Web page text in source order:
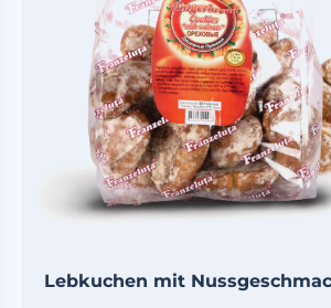
Lebkuchen mit